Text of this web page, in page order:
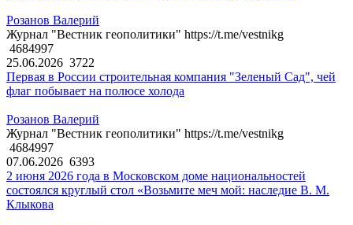
Розанов Валерий
Журнал "Вестник геополитики" https://t.me/vestnikg
4684997
25.06.2026 3722
Первая в России строительная компания "Зеленый Сад", чей
флаг побывает на полюсе холода
Розанов Валерий
Журнал "Вестник геополитики" https://t.me/vestnikg
4684997
07.06.2026 6393
2 июня 2026 года в Московском доме национальностей
состоялся круглый стол «Возьмите меч мой: наследие В. М.
Клыкова